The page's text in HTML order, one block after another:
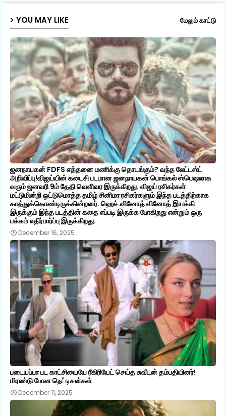
p
YOU MAY LIKE மேலும் காட்டு
ஜனநாயகன் FDFS எத்தனை மணிக்கு தொடங்கும்? வந்த லேட்டஸ்ட்
அறிவிப்பு!விஜய்யின் கடைசி படமான ஜனநாயகன் பொங்கல் ஸ்பெஷலாக
வரும் ஜனவரி 9ம் தேதி வெளிவர இருக்கிறது. விஜய் ரசிகர்கள்
மட்டுமின்றி ஒட்டுமொத்த தமிழ் சினிமா ரசிகர்களும் இந்த படத்திற்காக
காத்துக்கொண்டிருக்கின்றனர். ஹெச்.வினோத் வினோத் இயக்கி
இருக்கும் இந்த படத்தின் கதை எப்படி இருக்க போகிறது என்றும் ஒரு
பக்கம் எதிர்பார்ப்பு இருக்கிறது.
December 16, 2025
படையப்பா பட காட்சியையே ரீகிரியேட் செய்த சுவீடன் தம்பதியினர்!
மிரண்டு போன நெட்டிசன்கள்
December 11, 2025